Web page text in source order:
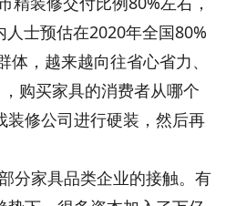
士预估在2020年全国80%
，越来越向往省心省力、
购买家具的消费者从哪个
修公司进行硬装，然后再
分家具品类企业的接触。有